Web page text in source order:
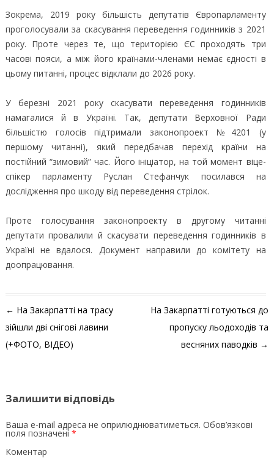
Зокрема, 2019 року більшість депутатів Європарламенту
проголосували за скасування переведення годинників з 2021
року. Проте через те, що територією ЄС проходять три
часові пояси, а між його країнами-членами немає єдності в
цьому питанні, процес відклали до 2026 року.
У березні 2021 року скасувати переведення годинників
намагалися й в Україні. Так, депутати Верховної Ради
більшістю голосів підтримали законопроект №4201 (у
першому читанні), який передбачав перехід країни на
постійний “зимовий” час. Його ініціатор, на той момент віце-
спікер парламенту Руслан Стефанчук посилався на
дослідження про шкоду від переведення стрілок.
Проте голосування законопроекту в другому читанні
депутати провалили й скасувати переведення годинників в
Україні не вдалося. Документ направили до комітету на
доопрацювання.
Навігація по запису
← На Закарпатті на трасу
зійшли дві снігові лавини
(+ФОТО, ВІДЕО)
На Закарпатті готуються до
пропуску льодоходів та
весняних паводків →
Залишити відповідь
Ваша e-mail адреса не оприлюднюватиметься. Обов’язкові
поля позначені *
Коментар